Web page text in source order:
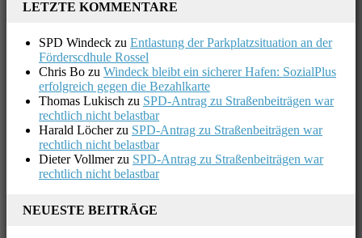
LETZTE KOMMENTARE
SPD Windeck zu Entlastung der Parkplatzsituation an der
Förderscdhule Rossel
Chris Bo zu Windeck bleibt ein sicherer Hafen: SozialPlus
erfolgreich gegen die Bezahlkarte
Thomas Lukisch zu SPD-Antrag zu Straßenbeiträgen war
rechtlich nicht belastbar
Harald Löcherzu SPD-Antrag zu Straßenbeiträgen war
rechtlich nicht belastbar
Dieter Vollmerzu SPD-Antrag zu Straßenbeiträgen war
rechtlich nicht belastbar
NEUESTE BEITRÄGE